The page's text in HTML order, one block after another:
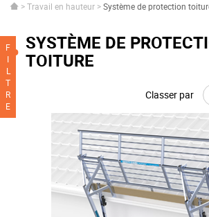
F
I
L
T
R
E
>Travail en hauteur >Système de protection
SYSTÈME DE
TOITURE
Classer par